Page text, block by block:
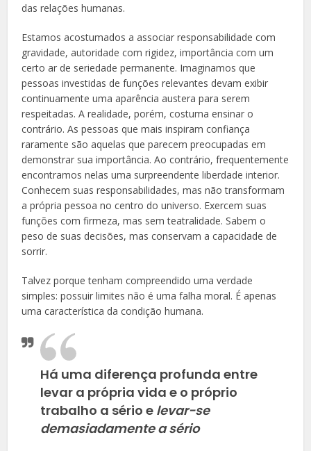
das relações humanas.
Estamos acostumados a associar responsabilidade com
gravidade, autoridade com rigidez, importância com um
certo ar de seriedade permanente. Imaginamos que
pessoas investidas de funções relevantes devam exibir
continuamente uma aparência austera para serem
respeitadas. A realidade, porém, costuma ensinar o
contrário. As pessoas que mais inspiram confiança
raramente são aquelas que parecem preocupadas em
demonstrar sua importância. Ao contrário, frequentemente
encontramos nelas uma surpreendente liberdade interior.
Conhecem suas responsabilidades, mas não transformam
a própria pessoa no centro do universo. Exercem suas
funções com firmeza, mas sem teatralidade. Sabem o
peso de suas decisões, mas conservam a capacidade de
sorrir.
Talvez porque tenham compreendido uma verdade
simples: possuir limites não é uma falha moral. É apenas
uma característica da condição humana.
Há uma diferença profunda entre
levar a própria vida e o próprio
trabalho a sério e levar-se
demasiadamente a sério